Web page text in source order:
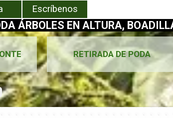
Escríbenos
ÁRBOLES EN ALTURA,
RETIRADA DE PODA